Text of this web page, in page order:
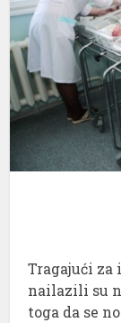
Tragajući
nailazili su
toga da se